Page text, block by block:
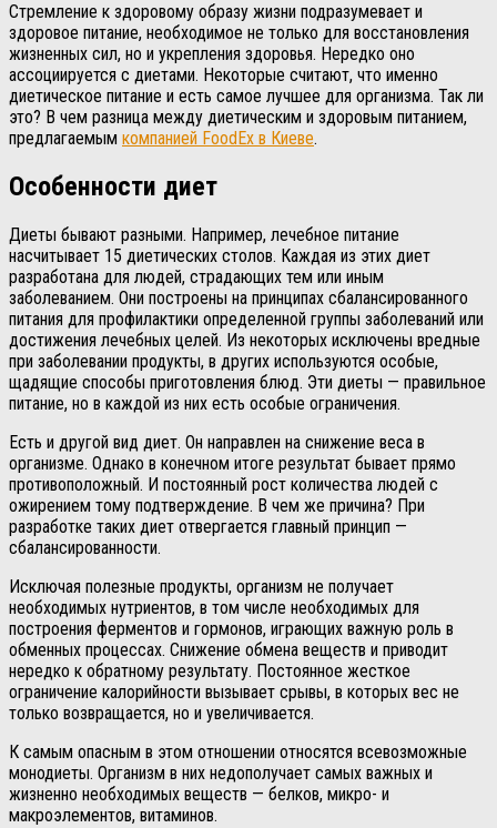
Стремление к здоровому образу жизни подразумевает и
здоровое питание, необходимое не только для восстановления
жизненных сил, но и укрепления здоровья. Нередко оно
ассоциируется с диетами. Некоторые считают, что именно
диетическое питание и есть самое лучшее для организма. Так ли
это? В чем разница между диетическим и здоровым питанием,
предлагаемым компанией FoodEx в Киеве.
Особенности диет
Диеты бывают разными. Например, лечебное питание
насчитывает 15 диетических столов. Каждая из этих диет
разработана для людей, страдающих тем или иным
заболеванием. Они построены на принципах сбалансированного
питания для профилактики определенной группы заболеваний или
достижения лечебных целей. Из некоторых исключены вредные
при заболевании продукты, в других используются особые,
щадящие способы приготовления блюд. Эти диеты — правильное
питание, но в каждой из них есть особые ограничения.
Есть и другой вид диет. Он направлен на снижение веса в
организме. Однако в конечном итоге результат бывает прямо
противоположный. И постоянный рост количества людей с
ожирением тому подтверждение. В чем же причина? При
разработке таких диет отвергается главный принцип —
сбалансированности.
Исключая полезные продукты, организм не получает
необходимых нутриентов, в том числе необходимых для
построения ферментов и гормонов, играющих важную роль в
обменных процессах. Снижение обмена веществ и приводит
нередко к обратному результату. Постоянное жесткое
ограничение калорийности вызывает срывы, в которых вес не
только возвращается, но и увеличивается.
К самым опасным в этом отношении относятся всевозможные
монодиеты. Организм в них недополучает самых важных и
жизненно необходимых веществ — белков, микро- и
макроэлементов, витаминов.